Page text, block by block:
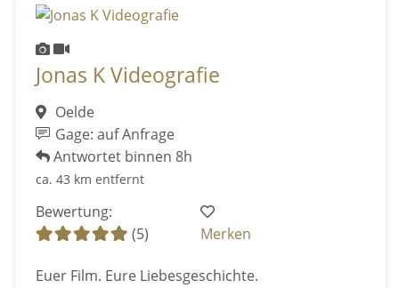
Jonas K Videografie
Oelde
Gage: auf Anfrage
Antwortet binnen 8h
ca. 43 km entfernt
Bewertung:
(5)
Merken
Euer Film. Eure Liebesgeschichte.